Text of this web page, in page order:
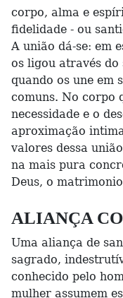
corpo, alma e
fidelidade - ou
A união dá-se: em
os ligou através
quando os une em
comuns. No corpo
necessidade e o
aproximação
valores dessa
na mais pura
Deus, o
ALIANÇA
Uma aliança de
sagrado,
conhecido pelo
mulher assumem